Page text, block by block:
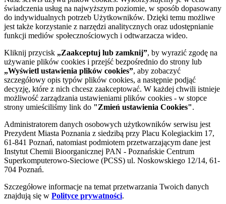
świadczenia usług na najwyższym poziomie, w sposób dopasowany
do indywidualnych potrzeb Użytkowników. Dzięki temu możliwe
jest także korzystanie z narzędzi analitycznych oraz udostępnianie
funkcji mediów społecznościowych i odtwarzacza wideo.
Kliknij przycisk „Zaakceptuj lub zamknij”, by wyrazić zgodę na
używanie plików cookies i przejść bezpośrednio do strony lub
„Wyświetl ustawienia plików cookies”, aby zobaczyć
szczegółowy opis typów plików cookies, a następnie podjąć
decyzję, które z nich chcesz zaakceptować. W każdej chwili istnieje
możliwość zarządzania ustawieniami plików cookies - w stopce
strony umieściliśmy link do "Zmień ustawienia Cookies".
Administratorem danych osobowych użytkowników serwisu jest
Prezydent Miasta Poznania z siedzibą przy Placu Kolegiackim 17,
61-841 Poznań, natomiast podmiotem przetwarzającym dane jest
Instytut Chemii Bioorganicznej PAN - Poznańskie Centrum
Superkomputerowo-Sieciowe (PCSS) ul. Noskowskiego 12/14, 61-
704 Poznań.
Szczegółowe informacje na temat przetwarzania Twoich danych
znajdują się w Polityce prywatności.